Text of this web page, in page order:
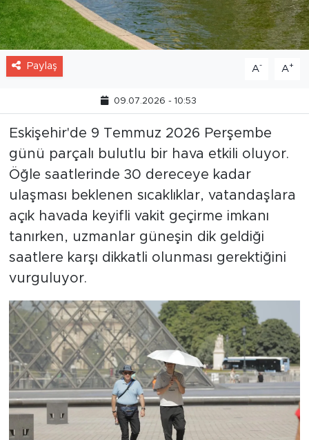
Paylaş A- A+
09.07.2026 - 10:53
Eskişehir'de 9 Temmuz 2026 Perşembe
günü parçalı bulutlu bir hava etkili oluyor.
Öğle saatlerinde 30 dereceye kadar
ulaşması beklenen sıcaklıklar, vatandaşlara
açık havada keyifli vakit geçirme imkanı
tanırken, uzmanlar güneşin dik geldiği
saatlere karşı dikkatli olunması gerektiğini
vurguluyor.